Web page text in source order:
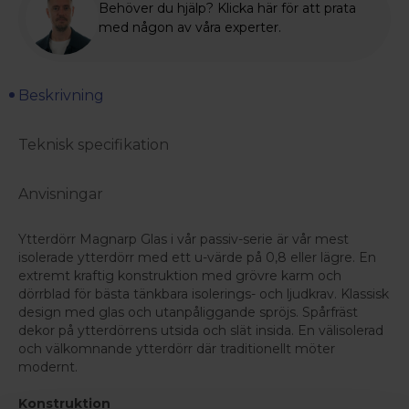
Behöver du hjälp? Klicka här för att prata
med någon av våra experter.
Beskrivning
Teknisk specifikation
Anvisningar
Ytterdörr Magnarp Glas i vår passiv-serie är vår mest
isolerade ytterdörr med ett u-värde på 0,8 eller lägre. En
extremt kraftig konstruktion med grövre karm och
dörrblad för bästa tänkbara isolerings- och ljudkrav. Klassisk
design med glas och utanpåliggande spröjs. Spårfräst
dekor på ytterdörrens utsida och slät insida. En välisolerad
och välkomnande ytterdörr där traditionellt möter
modernt.
Konstruktion